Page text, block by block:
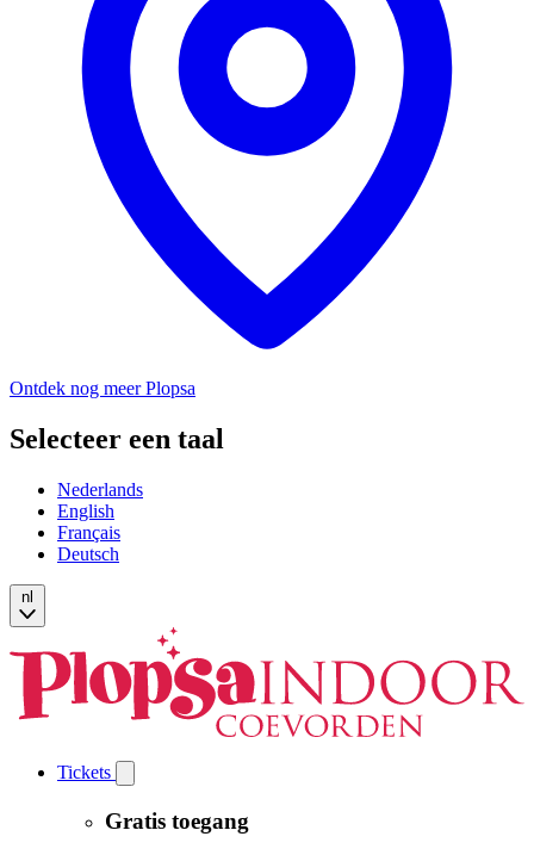
Ontdek nog meer Plopsa
Selecteer een taal
Nederlands
English
Français
Deutsch
nl
Tickets
Tickets
submenu
Gratis toegang